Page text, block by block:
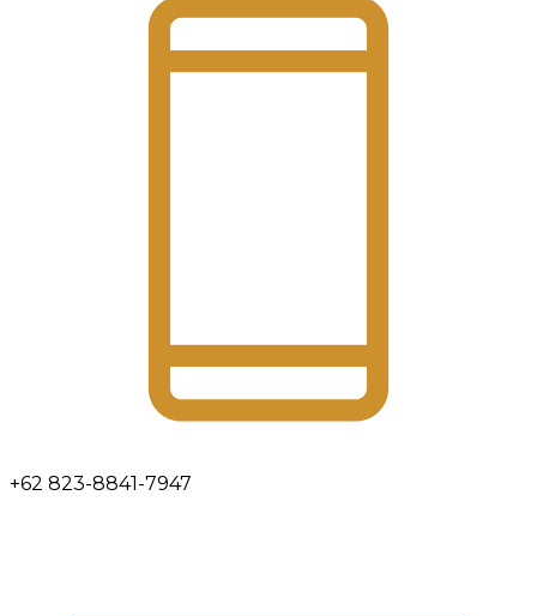
+62 823-8841-7947